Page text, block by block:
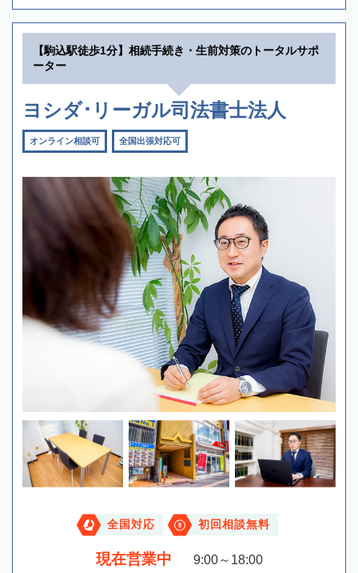
【駒込駅徒歩1分】相続手続き・生前対策のトータルサポ
ーター
ヨシダ･リーガル司法書士法人
オンライン相談可 全国出張対応可
全国対応 初回相談無料
現在営業中 9:00～18:00